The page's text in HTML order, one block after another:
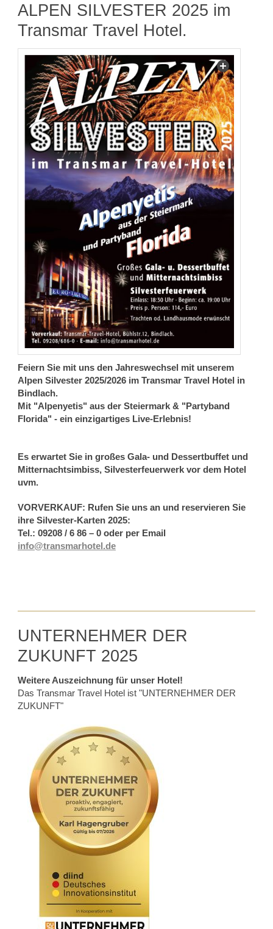
ALPEN SILVESTER 2025 im
Transmar Travel Hotel.
Feiern Sie mit uns den Jahreswechsel mit unserem
Alpen Silvester 2025/2026 im Transmar Travel Hotel in
Bindlach.
Mit "Alpenyetis" aus der Steiermark & "Partyband
Florida" - ein einzigartiges Live-Erlebnis!
Es erwartet Sie in großes Gala- und Dessertbuffet und
Mitternachtsimbiss, Silvesterfeuerwerk vor dem Hotel
uvm.
VORVERKAUF: Rufen Sie uns an und reservieren Sie
ihre Silvester-Karten 2025:
Tel.: 09208 / 6 86 – 0 oder per Email
info@transmarhotel.de
UNTERNEHMER DER
ZUKUNFT 2025
Weitere Auszeichnung für unser Hotel!
Das Transmar Travel Hotel ist "UNTERNEHMER DER
ZUKUNFT"